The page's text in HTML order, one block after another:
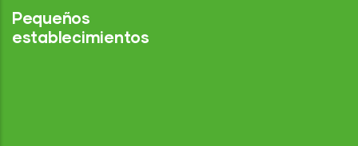
Pequeños
establecimientos